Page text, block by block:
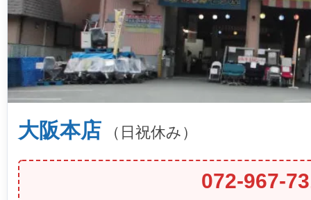
大阪本店 （日祝休み）
072-967-